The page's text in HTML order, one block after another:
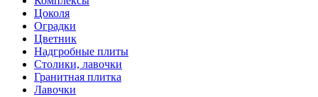
Цоколя
Оградки
Цветник
Надгробные плиты
Столики, лавочки
Гранитная плитка
Лавочки